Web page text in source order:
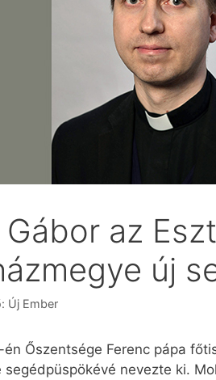
az
új
Új Ember
Őszentsége Ferenc pápa
segédpüspökévé nevezte ki.